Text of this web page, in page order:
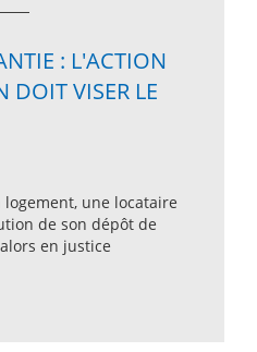
: L'ACTION
DOIT VISER LE
une locataire
de son dépôt de
en justice